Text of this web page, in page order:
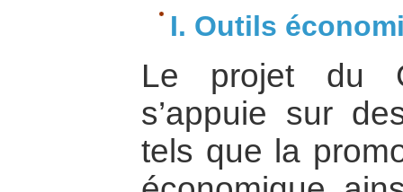
I. Outils
Le projet du
s’appuie sur
tels que la